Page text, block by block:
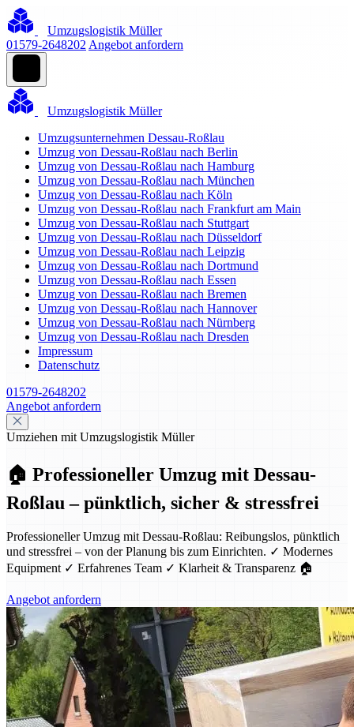
Umzugslogistik Müller
01579-2648202 Angebot anfordern
Umzugslogistik Müller
Umzugsunternehmen Dessau-Roßlau
Umzug von Dessau-Roßlau nach Berlin
Umzug von Dessau-Roßlau nach Hamburg
Umzug von Dessau-Roßlau nach München
Umzug von Dessau-Roßlau nach Köln
Umzug von Dessau-Roßlau nach Frankfurt am Main
Umzug von Dessau-Roßlau nach Stuttgart
Umzug von Dessau-Roßlau nach Düsseldorf
Umzug von Dessau-Roßlau nach Leipzig
Umzug von Dessau-Roßlau nach Dortmund
Umzug von Dessau-Roßlau nach Essen
Umzug von Dessau-Roßlau nach Bremen
Umzug von Dessau-Roßlau nach Hannover
Umzug von Dessau-Roßlau nach Nürnberg
Umzug von Dessau-Roßlau nach Dresden
Impressum
Datenschutz
01579-2648202
Angebot anfordern
Umziehen mit Umzugslogistik Müller
🏠 Professioneller Umzug mit Dessau-
Roßlau – pünktlich, sicher & stressfrei
Professioneller Umzug mit Dessau-Roßlau: Reibungslos, pünktlich
und stressfrei – von der Planung bis zum Einrichten. ✓ Modernes
Equipment ✓ Erfahrenes Team ✓ Klarheit & Transparenz 🏠
Angebot anfordern